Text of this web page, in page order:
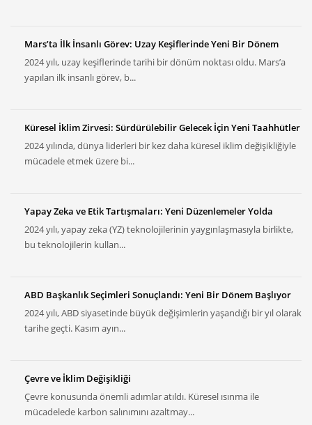
Mars’ta İlk İnsanlı Görev: Uzay Keşiflerinde Yeni Bir Dönem
2024 yılı, uzay keşiflerinde tarihi bir dönüm noktası oldu. Mars’a
yapılan ilk insanlı görev, b...
Küresel İklim Zirvesi: Sürdürülebilir Gelecek İçin Yeni Taahhütler
2024 yılında, dünya liderleri bir kez daha küresel iklim değişikliğiyle
mücadele etmek üzere bi...
Yapay Zeka ve Etik Tartışmaları: Yeni Düzenlemeler Yolda
2024 yılı, yapay zeka (YZ) teknolojilerinin yaygınlaşmasıyla birlikte,
bu teknolojilerin kullan...
ABD Başkanlık Seçimleri Sonuçlandı: Yeni Bir Dönem Başlıyor
2024 yılı, ABD siyasetinde büyük değişimlerin yaşandığı bir yıl olarak
tarihe geçti. Kasım ayın...
Çevre ve İklim Değişikliği
Çevre konusunda önemli adımlar atıldı. Küresel ısınma ile
mücadelede karbon salınımını azaltmay...